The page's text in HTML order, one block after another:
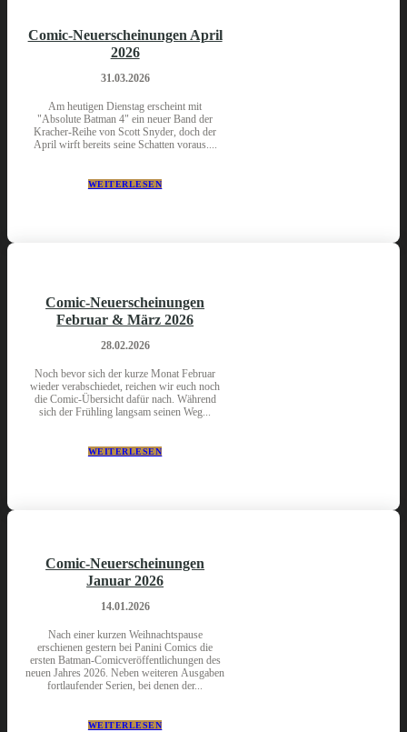
Comic-Neuerscheinungen April
2026
31.03.2026
Am heutigen Dienstag erscheint mit
"Absolute Batman 4" ein neuer Band der
Kracher-Reihe von Scott Snyder, doch der
April wirft bereits seine Schatten voraus....
WEITERLESEN
Comic-Neuerscheinungen
Februar & März 2026
28.02.2026
Noch bevor sich der kurze Monat Februar
wieder verabschiedet, reichen wir euch noch
die Comic-Übersicht dafür nach. Während
sich der Frühling langsam seinen Weg...
WEITERLESEN
Comic-Neuerscheinungen
Januar 2026
14.01.2026
Nach einer kurzen Weihnachtspause
erschienen gestern bei Panini Comics die
ersten Batman-Comicveröffentlichungen des
neuen Jahres 2026. Neben weiteren Ausgaben
fortlaufender Serien, bei denen der...
WEITERLESEN